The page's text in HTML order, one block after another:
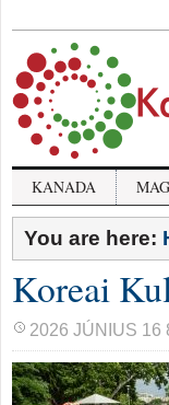
KANADA
You are here:
Koreai
2026 JÚNIUS 16